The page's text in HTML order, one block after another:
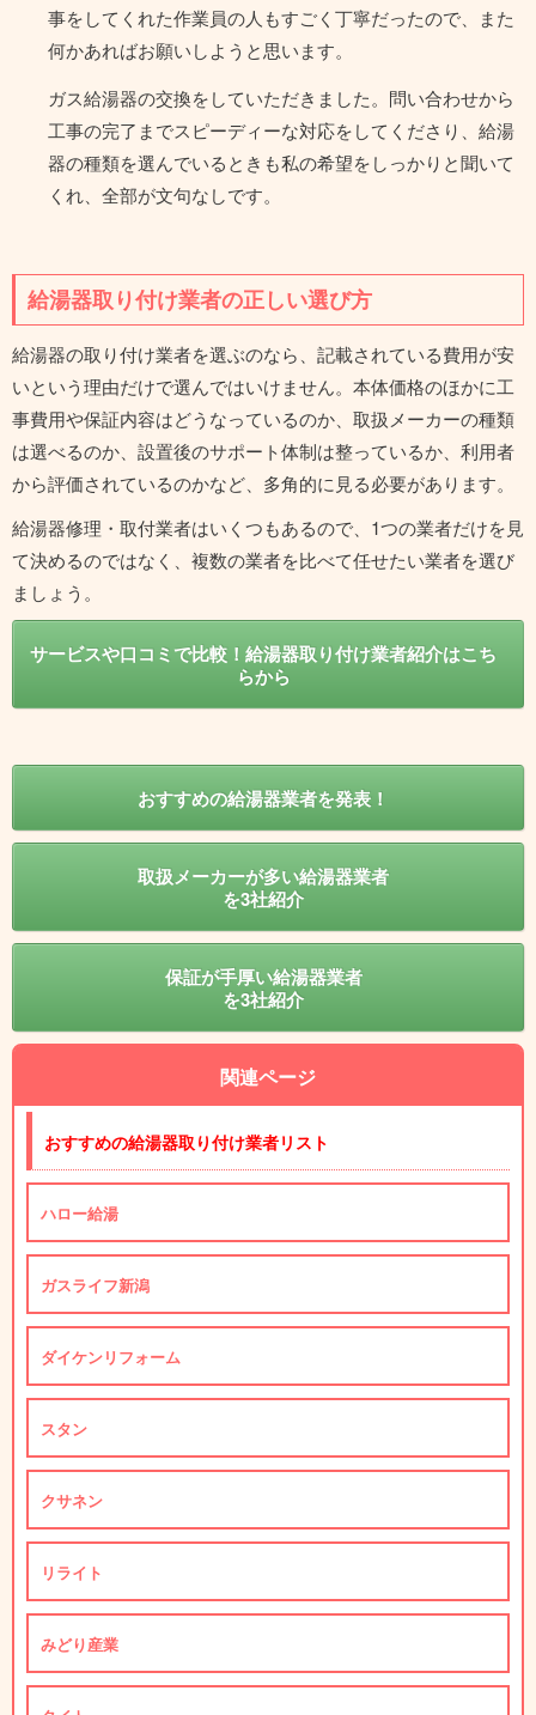
事をしてくれた作業員の人もすごく丁寧だったので、また
何かあればお願いしようと思います。
ガス給湯器の交換をしていただきました。問い合わせから
工事の完了までスピーディーな対応をしてくださり、給湯
器の種類を選んでいるときも私の希望をしっかりと聞いて
くれ、全部が文句なしです。
給湯器取り付け業者の正しい選び方
給湯器の取り付け業者を選ぶのなら、記載されている費用が安
いという理由だけで選んではいけません。本体価格のほかに工
事費用や保証内容はどうなっているのか、取扱メーカーの種類
は選べるのか、設置後のサポート体制は整っているか、利用者
から評価されているのかなど、多角的に見る必要があります。
給湯器修理・取付業者はいくつもあるので、1つの業者だけを見
て決めるのではなく、複数の業者を比べて任せたい業者を選び
ましょう。
サービスや口コミで比較！給湯器取り付け業者紹介はこち
らから
おすすめの給湯器業者を発表！
取扱メーカーが多い給湯器業者
を3社紹介
保証が手厚い給湯器業者
を3社紹介
関連ページ
おすすめの給湯器取り付け業者リスト
ハロー給湯
ガスライフ新潟
ダイケンリフォーム
スタン
クサネン
リライト
みどり産業